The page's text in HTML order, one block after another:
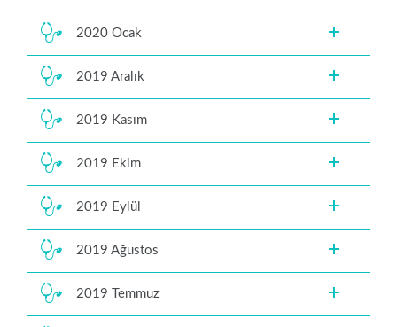
2020 Ocak
2019 Aralık
2019 Kasım
2019 Ekim
2019 Eylül
2019 Ağustos
2019 Temmuz